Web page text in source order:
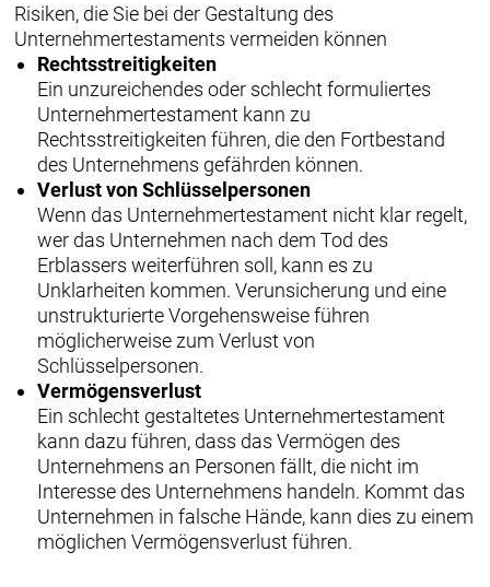
Risiken, die Sie bei der Gestaltung des
Unternehmertestaments vermeiden können
Rechtsstreitigkeiten
Ein unzureichendes oder schlecht formuliertes
Unternehmertestament kann zu
Rechtsstreitigkeiten führen, die den Fortbestand
des Unternehmens gefährden können.
Verlust von Schlüsselpersonen
Wenn das Unternehmertestament nicht klar regelt,
wer das Unternehmen nach dem Tod des
Erblassers weiterführen soll, kann es zu
Unklarheiten kommen. Verunsicherung und eine
unstrukturierte Vorgehensweise führen
möglicherweise zum Verlust von
Schlüsselpersonen.
Vermögensverlust
Ein schlecht gestaltetes Unternehmertestament
kann dazu führen, dass das Vermögen des
Unternehmens an Personen fällt, die nicht im
Interesse des Unternehmens handeln. Kommt das
Unternehmen in falsche Hände, kann dies zu einem
möglichen Vermögensverlust führen.